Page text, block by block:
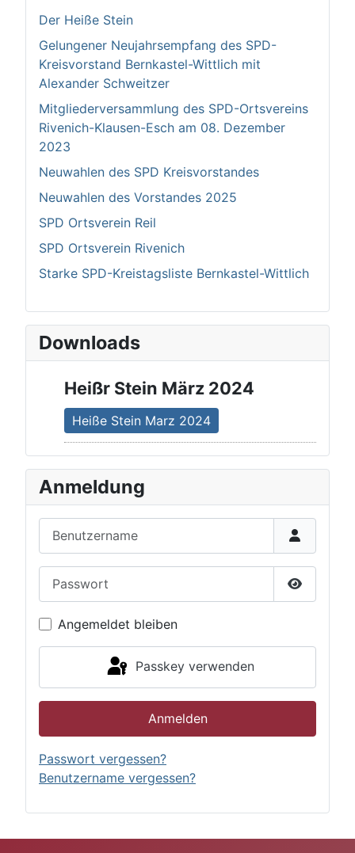
Der Heiße Stein
Gelungener Neujahrsempfang des SPD-
Kreisvorstand Bernkastel-Wittlich mit
Alexander Schweitzer
Mitgliederversammlung des SPD-Ortsvereins
Rivenich-Klausen-Esch am 08. Dezember
2023
Neuwahlen des SPD Kreisvorstandes
Neuwahlen des Vorstandes 2025
SPD Ortsverein Reil
SPD Ortsverein Rivenich
Starke SPD-Kreistagsliste Bernkastel-Wittlich
Downloads
Heißr Stein März 2024
Heiße Stein Marz 2024
Anmeldung
Passwort
Angemeldet bleiben
Passkey verwenden
Anmelden
Passwort vergessen?
Benutzername vergessen?